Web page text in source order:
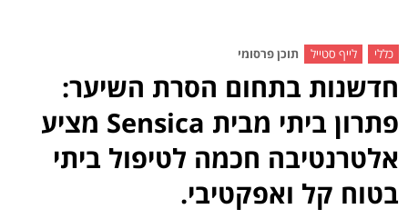
כללי לייף סטייל תוכן פרסומי
חדשנות בתחום הסרת השיער:
פתרון ביתי מבית Sensica מציע
אלטרנטיבה חכמה לטיפול ביתי
בטוח קל ואפקטיבי.